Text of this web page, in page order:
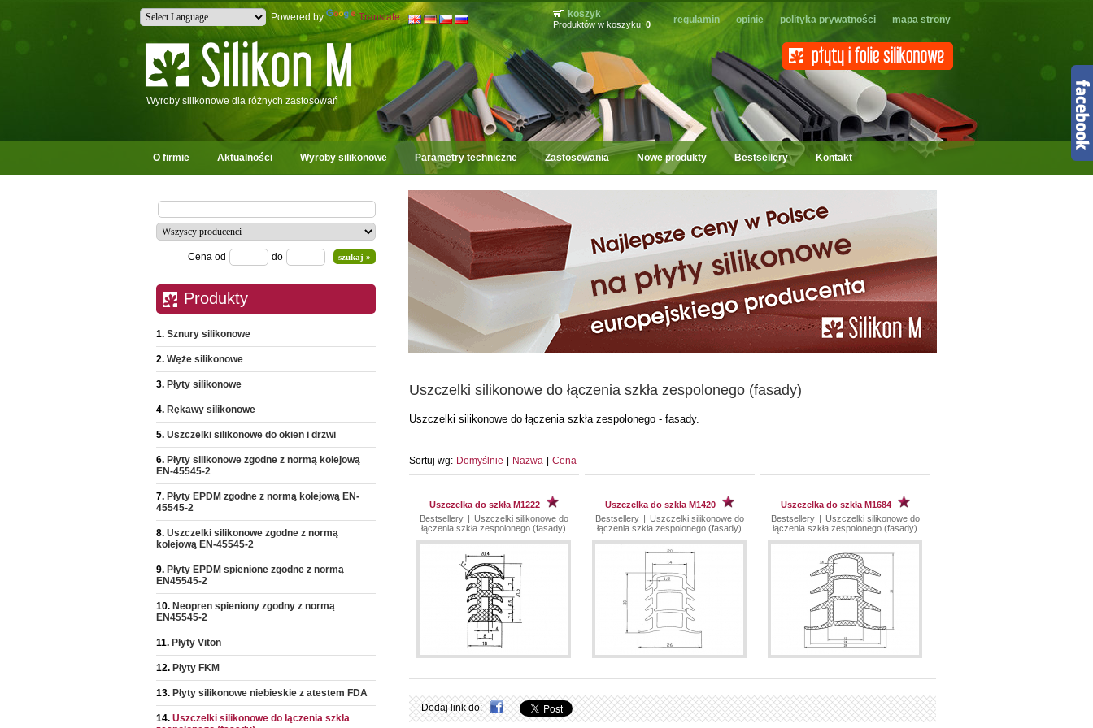
Powered by Translate koszyk
Produktów w koszyku: 0 regulamin opinie polityka prywatności mapa strony
Wyroby silikonowe dla różnych zastosowań
O firmie Aktualności Wyroby silikonowe Parametry techniczne Zastosowania Nowe produkty Bestsellery Kontakt
Cena od do
Produkty
Sznury silikonowe
Węże silikonowe
Płyty silikonowe
Rękawy silikonowe
Uszczelki silikonowe do okien i drzwi
Płyty silikonowe zgodne z normą kolejową
EN-45545-2
Płyty EPDM zgodne z normą kolejową EN-
45545-2
Uszczelki silikonowe zgodne z normą
kolejową EN-45545-2
Płyty EPDM spienione zgodne z normą
EN45545-2
Neopren spieniony zgodny z normą
EN45545-2
Płyty Viton
Płyty FKM
Płyty silikonowe niebieskie z atestem FDA
Uszczelki silikonowe do łączenia szkła
Uszczelki silikonowe do łączenia szkła zespolonego (fasady)
Uszczelki silikonowe do łączenia szkła zespolonego - fasady.
Sortuj wg: Domyślnie Nazwa Cena
Uszczelka do szkła M1222
Bestsellery | Uszczelki silikonowe do
łączenia szkła zespolonego (fasady)
Uszczelka do szkła M1420
Bestsellery | Uszczelki silikonowe do
łączenia szkła zespolonego (fasady)
Uszczelka do szkła M1684
Bestsellery | Uszczelki silikonowe do
łączenia szkła zespolonego (fasady)
Dodaj link do: